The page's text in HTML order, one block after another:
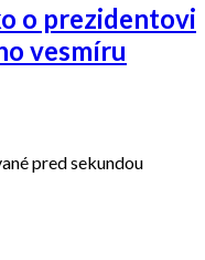
o prezidentovi
vesmíru
pred sekundou